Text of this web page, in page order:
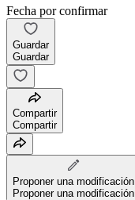
Fecha por confirmar
Guardar
Guardar
Compartir
Compartir
Proponer una modificación
Proponer una modificación